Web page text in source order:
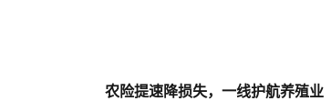
农险提速降损失，一线护航养殖业